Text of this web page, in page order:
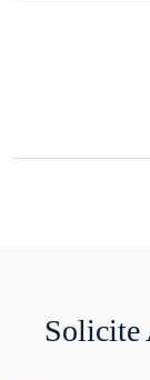
Solicite